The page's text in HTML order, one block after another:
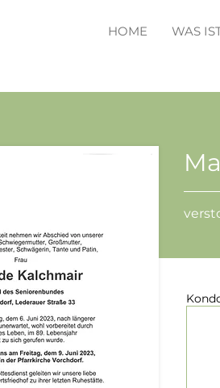
HOME WAS